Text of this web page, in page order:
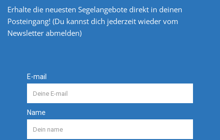
Erhalte die neuesten Segelangebote direkt in deinen
Posteingang! (Du kannst dich jederzeit wieder vom
Newsletter abmelden)